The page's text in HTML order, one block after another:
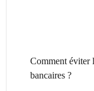
Comment éviter
bancaires ?